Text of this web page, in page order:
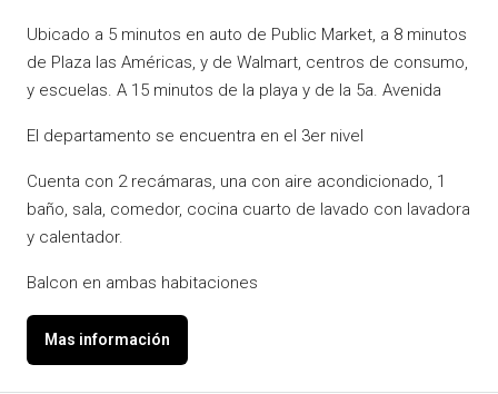
Ubicado a 5 minutos en auto de Public Market, a 8 minutos
de Plaza las Américas, y de Walmart, centros de consumo,
y escuelas. A 15 minutos de la playa y de la 5a. Avenida
El departamento se encuentra en el 3er nivel
Cuenta con 2 recámaras, una con aire acondicionado, 1
baño, sala, comedor, cocina cuarto de lavado con lavadora
y calentador.
Balcon en ambas habitaciones